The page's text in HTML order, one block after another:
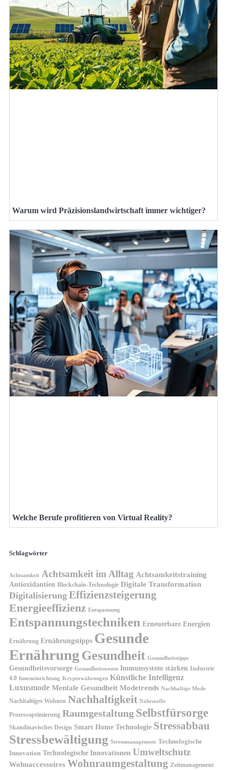
Warum wird Präzisionslandwirtschaft immer wichtiger?
Welche Berufe profitieren von Virtual Reality?
Schlagwörter
Achtsamkeit Achtsamkeit im Alltag Achtsamkeitstraining
Antioxidantien Blockchain-Technologie Digitale Transformation
Digitalisierung Effizienzsteigerung
Energieeffizienz Entspannung
Entspannungstechniken Erneuerbare Energien
Ernährung Ernährungstipps Gesunde
Ernährung Gesundheit Gesundheitstipps
Gesundheitsvorsorge Gesundheitswesen Immunsystem stärken Industrie
4.0 Inneneinrichtung Kryptowährungen Künstliche Intelligenz
Luxusmode Mentale Gesundheit Modetrends Nachhaltige Mode
Nachhaltiges Wohnen Nachhaltigkeit Nährstoffe
Prozessoptimierung Raumgestaltung Selbstfürsorge
Skandinavisches Design Smart Home Technologie Stressabbau
Stressbewältigung Stressmanagement Technologische
Innovation Technologische Innovationen Umweltschutz
Wohnaccessoires Wohnraumgestaltung Zeitmanagement